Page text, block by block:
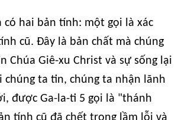
có hai bản tính: một gọi là xác
cũ. Đây là bản chất mà chúng
Chúa Giê-xu Christ và sự sống lại
chúng ta tin, chúng ta nhận lãnh
được Ga-la-ti 5 gọi là "thánh